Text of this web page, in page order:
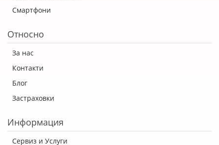
Смартфони
Относно
За нас
Контакти
Блог
Застраховки
Информация
Сервиз и Услуги